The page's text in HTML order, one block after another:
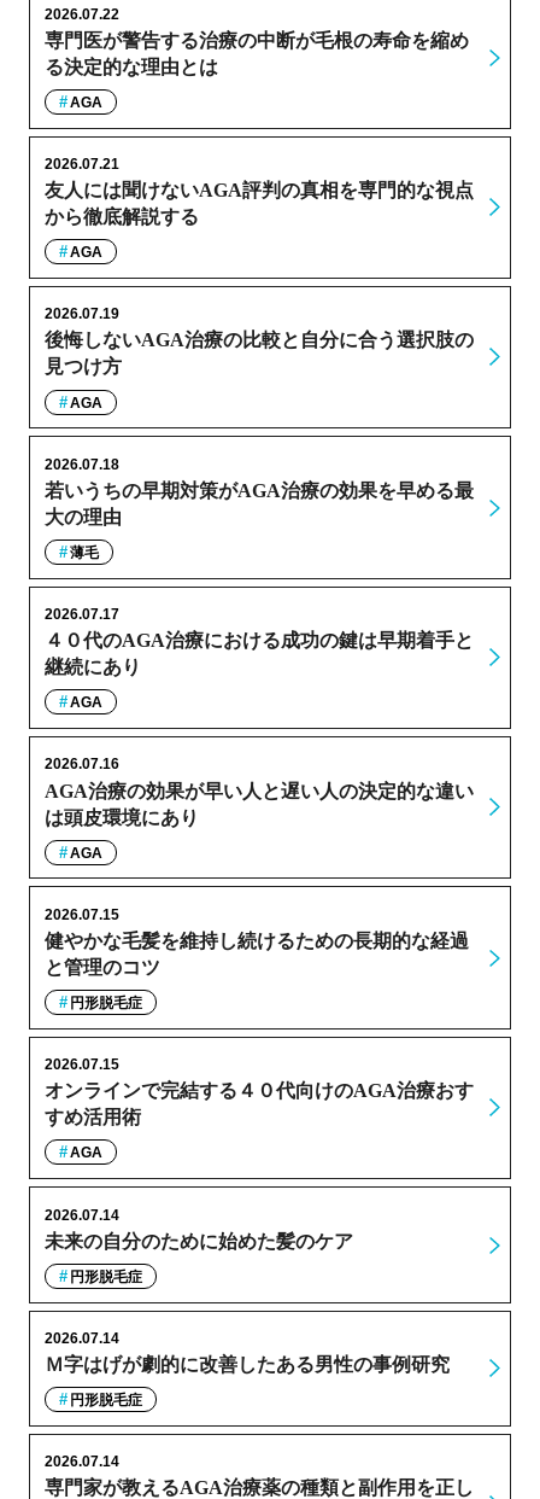
専門医が警告する治療の中断が毛根の寿命を縮め
る決定的な理由とは
2026.07.22
AGA
友人には聞けないAGA評判の真相を専門的な視点
から徹底解説する
2026.07.21
AGA
後悔しないAGA治療の比較と自分に合う選択肢の
見つけ方
2026.07.19
AGA
若いうちの早期対策がAGA治療の効果を早める最
大の理由
2026.07.18
薄毛
４０代のAGA治療における成功の鍵は早期着手と
継続にあり
2026.07.17
AGA
AGA治療の効果が早い人と遅い人の決定的な違い
は頭皮環境にあり
2026.07.16
AGA
健やかな毛髪を維持し続けるための長期的な経過
と管理のコツ
2026.07.15
円形脱毛症
オンラインで完結する４０代向けのAGA治療おす
すめ活用術
2026.07.15
AGA
未来の自分のために始めた髪のケア
2026.07.14
円形脱毛症
Ｍ字はげが劇的に改善したある男性の事例研究
2026.07.14
円形脱毛症
専門家が教えるAGA治療薬の種類と副作用を正し
2026.07.14